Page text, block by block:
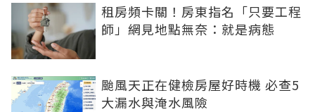
租房頻卡關！房東指名「只要工程
師」網見地點無奈：就是病態
颱風天正在健檢房屋好時機 必查5
大漏水與淹水風險